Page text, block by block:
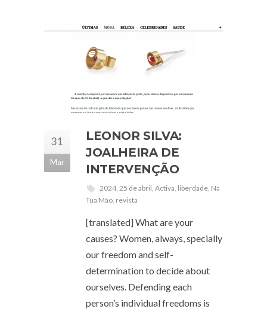
31
Mar
LEONOR SILVA:
JOALHEIRA DE
INTERVENÇÃO
2024, 25 de abril, Activa, liberdade, Na
Tua Mão, revista
[translated] What are your
causes? Women, always, specially
our freedom and self-
determination to decide about
ourselves. Defending each
person’s individual freedoms is